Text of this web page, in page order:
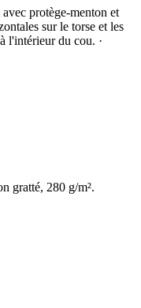
protège-menton et
sur le torse et les
l'intérieur du cou. ·
gratté, 280 g/m².